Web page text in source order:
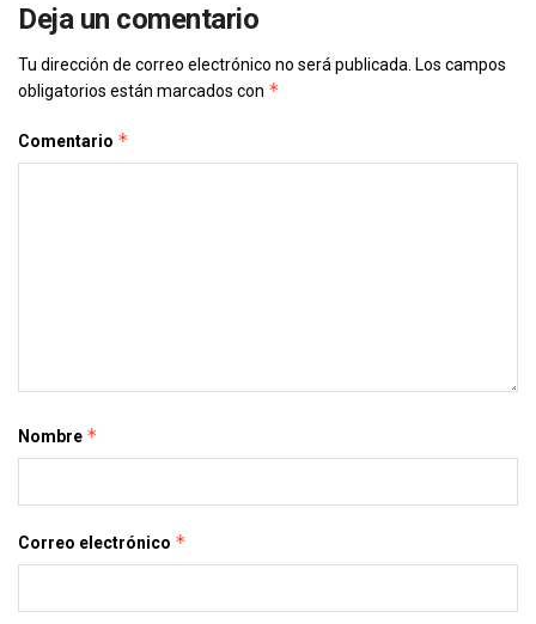
Deja un comentario
Tu dirección de correo electrónico no será publicada. Los campos
obligatorios están marcados con *
Comentario *
Nombre *
Correo electrónico *